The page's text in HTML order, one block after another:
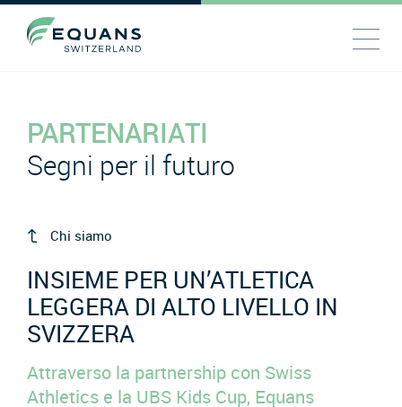
PARTENARIATI
Segni per il futuro
Chi siamo
INSIEME PER UN’ATLETICA
LEGGERA DI ALTO LIVELLO IN
SVIZZERA
Attraverso la partnership con Swiss
Athletics e la UBS Kids Cup, Equans